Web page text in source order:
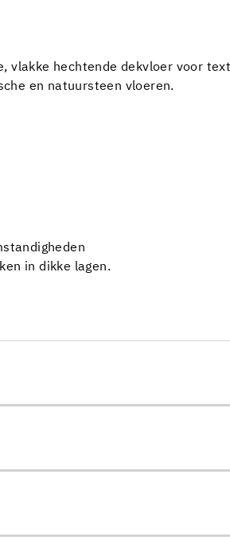
vlakke hechtende dekvloer voor
en natuursteen vloeren.
in dikke lagen.